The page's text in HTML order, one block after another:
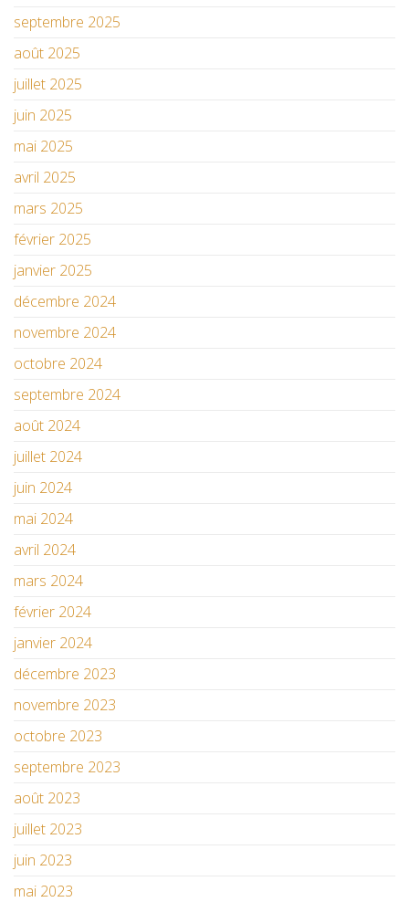
septembre 2025
août 2025
juillet 2025
juin 2025
mai 2025
avril 2025
mars 2025
février 2025
janvier 2025
décembre 2024
novembre 2024
octobre 2024
septembre 2024
août 2024
juillet 2024
juin 2024
mai 2024
avril 2024
mars 2024
février 2024
janvier 2024
décembre 2023
novembre 2023
octobre 2023
septembre 2023
août 2023
juillet 2023
juin 2023
mai 2023